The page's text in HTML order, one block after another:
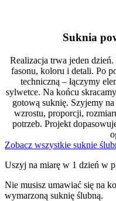
Suknia
Realizacja trwa jeden
fasonu, koloru i detali. Po
techniczną – łączymy
sylwetce. Na końcu
gotową suknię. Szyjemy
wzrostu, proporcji,
potrzeb. Projekt
Zobacz wszystkie suknie
Uszyj na miarę w 1 dzień w
Nie musisz umawiać się na
wymarzoną suknię ślubną.